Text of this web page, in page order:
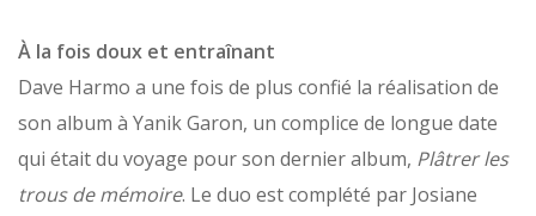
À la fois doux et entraînant
Dave Harmo a une fois de plus confié la réalisation de
son album à Yanik Garon, un complice de longue date
qui était du voyage pour son dernier album, Plâtrer les
trous de mémoire. Le duo est complété par Josiane